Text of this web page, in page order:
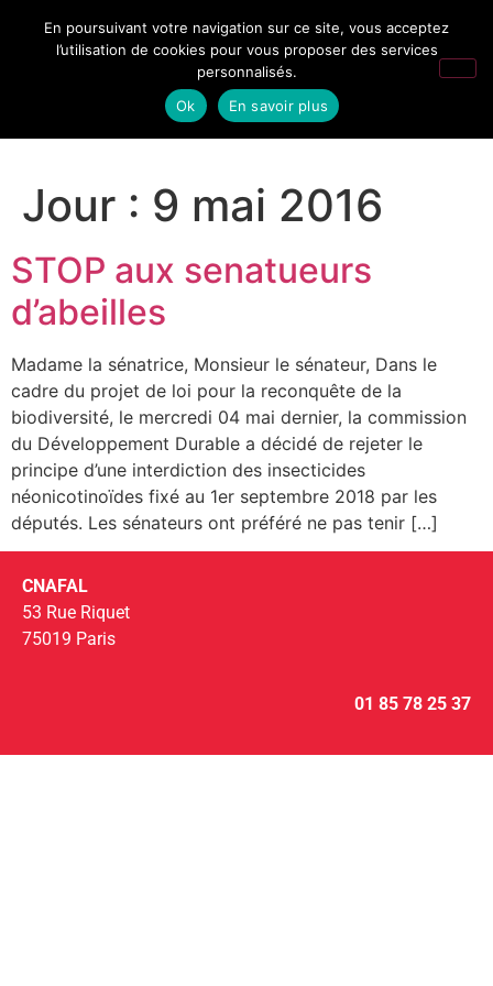
Jour : 9 mai 2016
STOP aux senatueurs
d’abeilles
Madame la sénatrice, Monsieur le sénateur, Dans le
cadre du projet de loi pour la reconquête de la
biodiversité, le mercredi 04 mai dernier, la commission
du Développement Durable a décidé de rejeter le
principe d’une interdiction des insecticides
néonicotinoïdes fixé au 1er septembre 2018 par les
députés. Les sénateurs ont préféré ne pas tenir […]
CNAFAL
53 Rue Riquet
75019 Paris
01 85 78 25 37
En poursuivant votre navigation sur ce site, vous acceptez
l’utilisation de cookies pour vous proposer des services
personnalisés.
Ok
En savoir plus